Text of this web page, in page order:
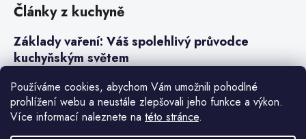
Používáme cookies, abychom Vám umožnili pohodlné
prohlížení webu a neustále zlepšovali jeho funkce a výkon.
Více informací naleznete na této stránce.
Články z kuchyně
Základy vaření: Váš spolehlivý průvodce
kuchyňským světem
Steaky a sous-vide vaření
Jak vařit v tlakovém hrnci neboli papiňáku